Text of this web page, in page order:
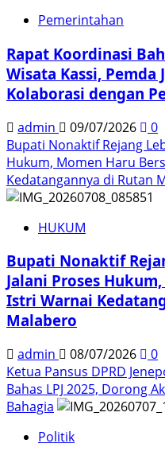
Pemerintahan
Rapat Koordinasi
Wisata Kassi,
Kolaborasi dengan
admin 09/07/2026
0
Bupati Nonaktif Rejang
Hukum, Momen Haru
Kedatangannya di Rutan
HUKUM
Bupati Nonaktif
Jalani Proses
Istri Warnai
Malabero
admin 08/07/2026
0
Ketua Pansus DPRD
Bahas LPJ 2025, Dorong
Bahagia
Politik